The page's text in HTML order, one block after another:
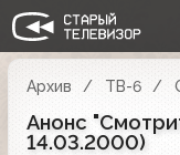
Архив ТВ-6
Анонс
14.03.2000)